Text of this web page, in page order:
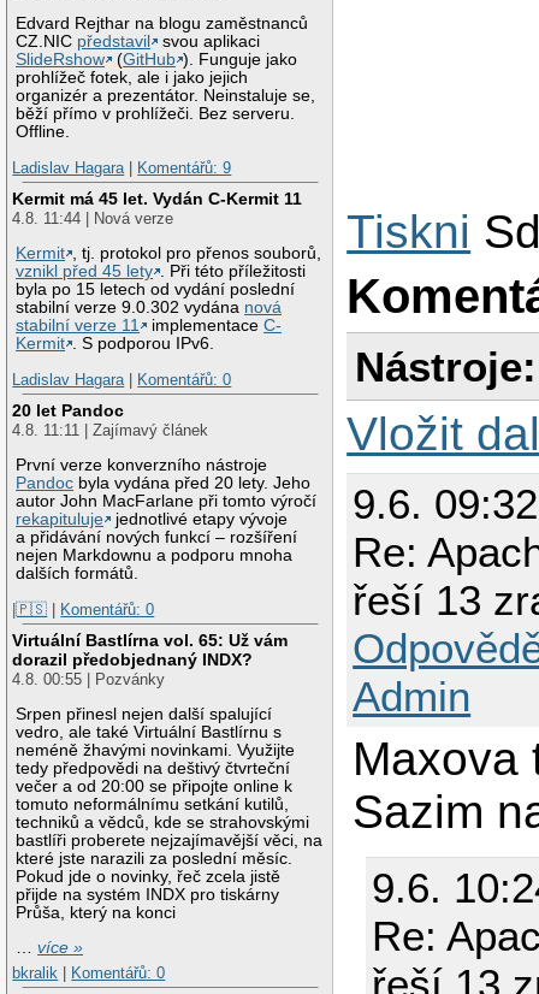
Edvard Rejthar na blogu zaměstnanců
CZ.NIC představil
svou aplikaci
SlideRshow
(GitHub ). Funguje jako
prohlížeč fotek, ale i jako jejich
organizér a prezentátor. Neinstaluje se,
běží přímo v prohlížeči. Bez serveru.
Offline.
Ladislav Hagara | Komentářů: 9
Kermit má 45 let. Vydán C-Kermit 11
4.8. 11:44 | Nová verze
Kermit , tj. protokol pro přenos souborů,
vznikl před 45 lety . Při této příležitosti
byla po 15 letech od vydání poslední
stabilní verze 9.0.302 vydána nová
stabilní verze 11
implementaceC-
Kermit . S podporou IPv6.
Ladislav Hagara | Komentářů: 0
20 let Pandoc
4.8. 11:11 | Zajímavý článek
První verze konverzního nástroje
Pandoc byla vydána před 20 lety. Jeho
autor John MacFarlane při tomto výročí
rekapituluje
jednotlivé etapy vývoje
a přidávání nových funkcí – rozšíření
nejen Markdownu a podporu mnoha
dalších formátů.
|🇵🇸 | Komentářů: 0
Virtuální Bastlírna vol. 65: Už vám
dorazil předobjednaný INDX?
4.8. 00:55 | Pozvánky
Srpen přinesl nejen další spalující
vedro, ale také Virtuální Bastlírnu s
neméně žhavými novinkami. Využijte
tedy předpovědi na deštivý čtvrteční
večer a od 20:00 se připojte online k
tomuto neformálnímu setkání kutilů,
techniků a vědců, kde se strahovskými
bastlíři proberete nejzajímavější věci, na
které jste narazili za poslední měsíc.
Pokud jde o novinky, řeč zcela jistě
přijde na systém INDX pro tiskárny
Průša, který na konci
…více »
bkralik
Komentářů: 0
Tiskni
Nástroje:
Vložit
9.6.
Re:
řeší 13
Admin
Maxova
Sazim
9.6.
Re:
řeší 13